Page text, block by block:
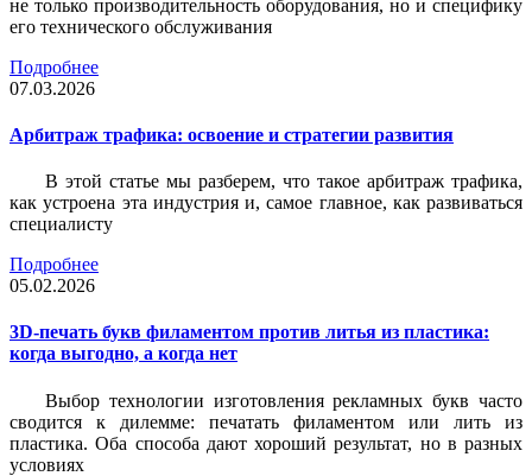
не только производительность оборудования, но и специфику
его технического обслуживания
Подробнее
07.03.2026
Арбитраж трафика: освоение и стратегии развития
В этой статье мы разберем, что такое арбитраж трафика,
как устроена эта индустрия и, самое главное, как развиваться
специалисту
Подробнее
05.02.2026
3D-печать букв филаментом против литья из пластика:
когда выгодно, а когда нет
Выбор технологии изготовления рекламных букв часто
сводится к дилемме: печатать филаментом или лить из
пластика. Оба способа дают хороший результат, но в разных
условиях